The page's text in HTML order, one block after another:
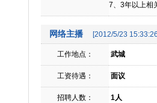
7、3年以上相
网络主播 [2012/5/23
工作地点： 武城
工资待遇： 面议
招聘人数： 1人